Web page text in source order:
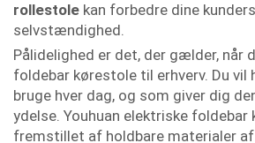
rollestole kan forbedre dine
selvstændighed.
Pålidelighed er det, der gælder, når
foldebar kørestole til erhverv. Du vil
bruge hver dag, og som giver dig
ydelse. Youhuan elektriske foldebar
fremstillet af holdbare materialer